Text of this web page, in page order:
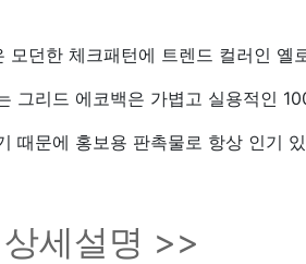
던한 체크패턴에 트렌드 컬러인 옐
그리드 에코백은 가볍고 실용적인
때문에 홍보용 판촉물로 항상 인기
세설명 >>